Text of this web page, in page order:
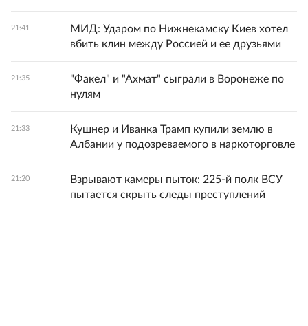
21:41
МИД: Ударом по Нижнекамску Киев хотел
вбить клин между Россией и ее друзьями
21:35
"Факел" и "Ахмат" сыграли в Воронеже по
нулям
21:33
Кушнер и Иванка Трамп купили землю в
Албании у подозреваемого в наркоторговле
21:20
Взрывают камеры пыток: 225-й полк ВСУ
пытается скрыть следы преступлений